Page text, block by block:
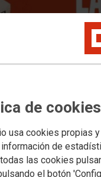
de cookies
usa cookies propias
de
las cookies
el botón
Tu sindicato
Publicaciones y